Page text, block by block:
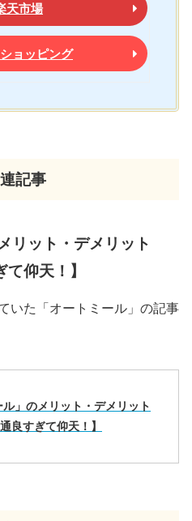
天市場
ョッピング
記事
リット・デメリット
て仰天！】
いた「オートミール」の記事
ル」のメリット・デメリット
良すぎて仰天！】